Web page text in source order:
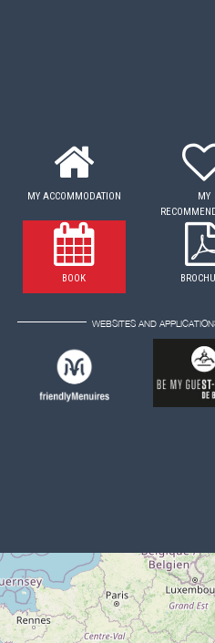
MY ACCOMMODATION
MY
BOOK
WEBSITES AND